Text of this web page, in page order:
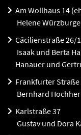
Am Wollhaus 14
Helene
Cäcilienstraße 26/
Isaak und Berta
Hanauer und
Frankfurter Straße
Bernhard
Karlstraße 37
Gustav und Dora